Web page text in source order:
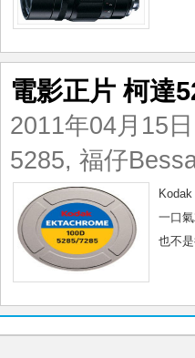
電影正片 柯達
2011年04月15日
5285, 福仔
一口
也不